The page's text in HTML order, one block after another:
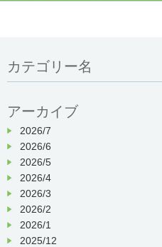
カテゴリー名
アーカイブ
2026/7
2026/6
2026/5
2026/4
2026/3
2026/2
2026/1
2025/12